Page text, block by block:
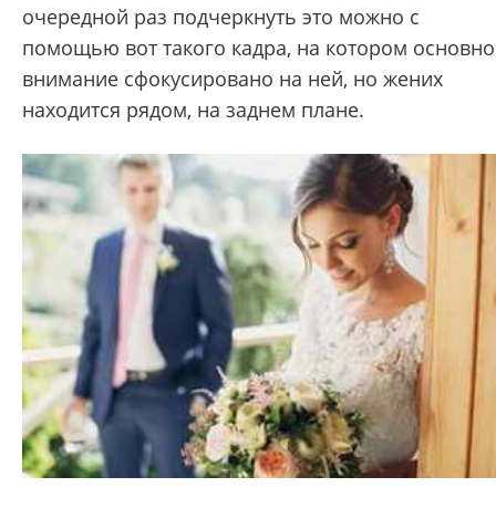
очередной раз подчеркнуть это можно с
помощью вот такого кадра, на котором
внимание сфокусировано на ней, но жених
находится рядом, на заднем плане.